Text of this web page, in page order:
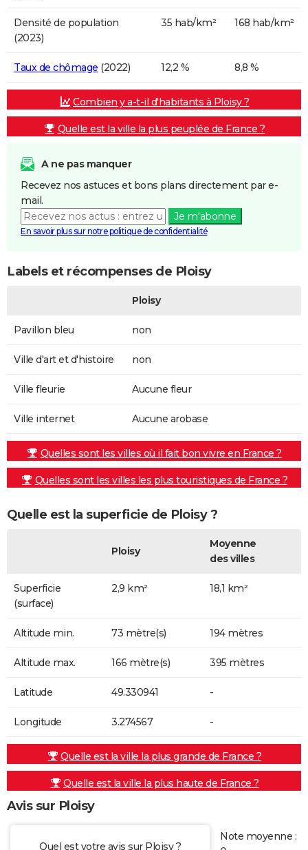
Densité de population
(2023)
35 hab/km² 168 hab/km²
Taux de chômage (2022) 12,2 % 8,8 %
Combien y a-t-il d'habitants à Ploisy ?
Quelle est la ville la plus peuplée de France ?
A ne pas manquer
Recevez nos astuces et bons plans directement par e-
mail.
Je m'abonne
En savoir plus sur notre politique de confidentialité
Labels et récompenses de Ploisy
Ploisy
Pavillon bleu non
Ville d'art et d'histoire non
Ville fleurie Aucune fleur
Ville internet Aucune arobase
Quelles sont les villes où il fait bon vivre en France ?
Quelles sont les villes les plus touristiques de France ?
Quelle est la superficie de Ploisy ?
Ploisy
Moyenne
des villes
Superficie
(surface)
2,9 km² 18,1 km²
Altitude min. 73 mètre(s) 194 mètres
Altitude max. 166 mètre(s) 395 mètres
Latitude 49.330941 -
Longitude 3.274567 -
Quelle est la ville la plus grande de France ?
Quelle est la ville la plus haute de France ?
Avis sur Ploisy
Quel est votre avis sur Ploisy ?
Note moyenne :